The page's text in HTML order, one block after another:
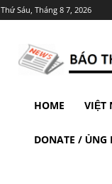
Thứ Sáu, Tháng 8 7, 2026
HOME VIỆT
DONATE / ỦNG